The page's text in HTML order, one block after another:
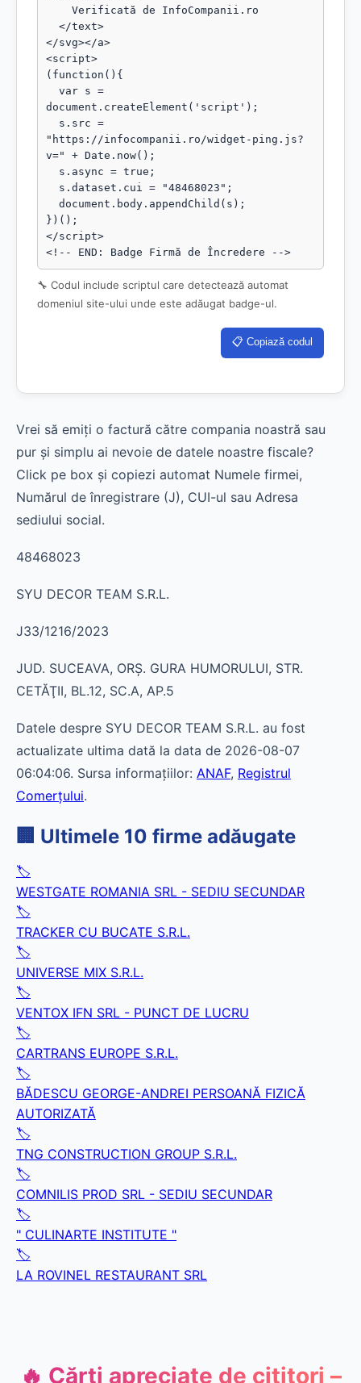
</svg></a>
<script>
(function(){
document.createElement('script');
"https://infocompanii.ro/widget-ping.js?
v=" + Date.now();
})();
</script>
<!-- END: Badge Firmă de Încredere -->
🔧 Codul include scriptul care detectează automat
domeniul site-ului unde este adăugat badge-ul.
📋 Copiază codul
Vrei să emiți o factură către compania noastră sau
pur și simplu ai nevoie de datele noastre fiscale?
Click pe box și copiezi automat Numele firmei,
Numărul de înregistrare (J), CUI-ul sau Adresa
sediului social.
48468023
SYU DECOR TEAM S.R.L.
J33/1216/2023
JUD. SUCEAVA, ORŞ. GURA HUMORULUI, STR.
CETĂŢII, BL.12, SC.A, AP.5
Datele despre SYU DECOR TEAM S.R.L. au fost
actualizate ultima dată la data de 2026-08-07
06:04:06. Sursa informațiilor: ANAF, Registrul
Comerțului.
🏢 Ultimele 10 firme adăugate
🏷️
WESTGATE ROMANIA SRL - SEDIU SECUNDAR
🏷️
TRACKER CU BUCATE S.R.L.
🏷️
UNIVERSE MIX S.R.L.
🏷️
VENTOX IFN SRL - PUNCT DE LUCRU
🏷️
CARTRANS EUROPE S.R.L.
🏷️
BĂDESCU GEORGE-ANDREI PERSOANĂ FIZICĂ
AUTORIZATĂ
🏷️
TNG CONSTRUCTION GROUP S.R.L.
🏷️
COMNILIS PROD SRL - SEDIU SECUNDAR
🏷️
" CULINARTE INSTITUTE "
🏷️
LA ROVINEL RESTAURANT SRL
🔥 Cărți apreciate de cititori –